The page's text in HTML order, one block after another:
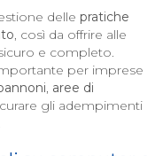
delle pratiche
, così da offrire alle
e completo.
per imprese
, aree di
gli adempimenti